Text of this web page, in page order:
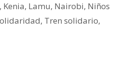
, Kenia, Lamu, Nairobi, Niños
, Tren solidario,